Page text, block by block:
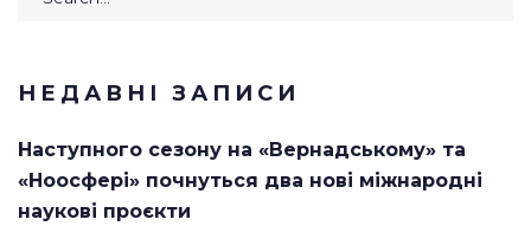
НЕДАВНІ ЗАПИСИ
Наступного сезону на «Вернадському» та
«Ноосфері» почнуться два нові міжнародні
наукові проєкти